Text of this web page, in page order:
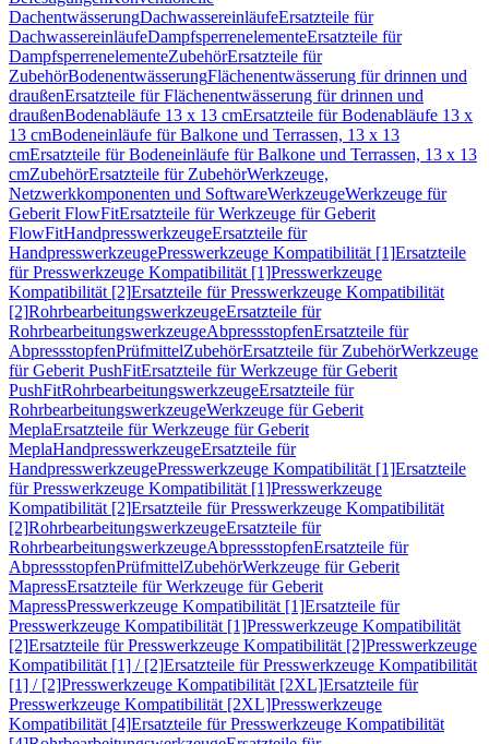
DachentwässerungDachwassereinläufeErsatzteile für
DachwassereinläufeDampfsperrenelementeErsatzteile für
DampfsperrenelementeZubehörErsatzteile für
ZubehörBodenentwässerungFlächenentwässerung für drinnen und
draußenErsatzteile für Flächenentwässerung für drinnen und
draußenBodenabläufe 13 x 13 cmErsatzteile für Bodenabläufe 13 x
13 cmBodeneinläufe für Balkone und Terrassen, 13 x 13
cmErsatzteile für Bodeneinläufe für Balkone und Terrassen, 13 x 13
cmZubehörErsatzteile für ZubehörWerkzeuge,
Netzwerkkomponenten und SoftwareWerkzeugeWerkzeuge für
Geberit FlowFitErsatzteile für Werkzeuge für Geberit
FlowFitHandpresswerkzeugeErsatzteile für
HandpresswerkzeugePresswerkzeuge Kompatibilität [1]Ersatzteile
für Presswerkzeuge Kompatibilität [1]Presswerkzeuge
Kompatibilität [2]Ersatzteile für Presswerkzeuge Kompatibilität
[2]RohrbearbeitungswerkzeugeErsatzteile für
RohrbearbeitungswerkzeugeAbpressstopfenErsatzteile für
AbpressstopfenPrüfmittelZubehörErsatzteile für ZubehörWerkzeuge
für Geberit PushFitErsatzteile für Werkzeuge für Geberit
PushFitRohrbearbeitungswerkzeugeErsatzteile für
RohrbearbeitungswerkzeugeWerkzeuge für Geberit
MeplaErsatzteile für Werkzeuge für Geberit
MeplaHandpresswerkzeugeErsatzteile für
HandpresswerkzeugePresswerkzeuge Kompatibilität [1]Ersatzteile
für Presswerkzeuge Kompatibilität [1]Presswerkzeuge
Kompatibilität [2]Ersatzteile für Presswerkzeuge Kompatibilität
[2]RohrbearbeitungswerkzeugeErsatzteile für
RohrbearbeitungswerkzeugeAbpressstopfenErsatzteile für
AbpressstopfenPrüfmittelZubehörWerkzeuge für Geberit
MapressErsatzteile für Werkzeuge für Geberit
MapressPresswerkzeuge Kompatibilität [1]Ersatzteile für
Presswerkzeuge Kompatibilität [1]Presswerkzeuge Kompatibilität
[2]Ersatzteile für Presswerkzeuge Kompatibilität [2]Presswerkzeuge
Kompatibilität [1] / [2]Ersatzteile für Presswerkzeuge Kompatibilität
[1] / [2]Presswerkzeuge Kompatibilität [2XL]Ersatzteile für
Presswerkzeuge Kompatibilität [2XL]Presswerkzeuge
Kompatibilität [4]Ersatzteile für Presswerkzeuge Kompatibilität